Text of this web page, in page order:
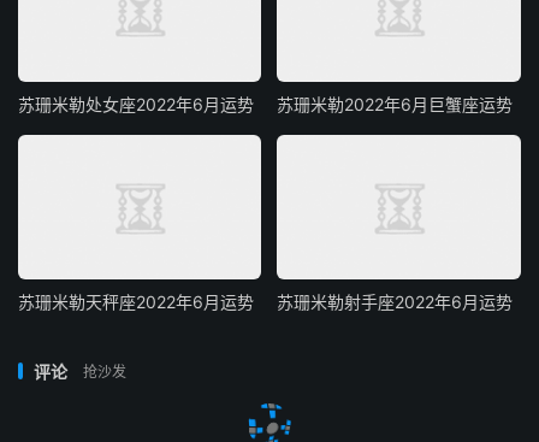
苏珊米勒处女座2022年6月运势 苏珊米勒2022年6月巨蟹座运势
苏珊米勒天秤座2022年6月运势 苏珊米勒射手座2022年6月运势
评论 抢沙发